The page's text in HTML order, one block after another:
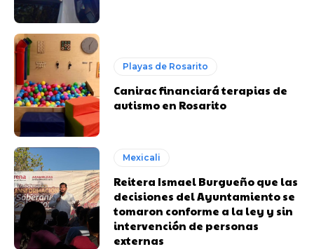
Playas de Rosarito
Canirac financiará terapias de
autismo en Rosarito
Mexicali
Reitera Ismael Burgueño que las
decisiones del Ayuntamiento se
tomaron conforme a la ley y sin
intervención de personas
externas